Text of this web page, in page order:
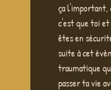
ça l'important,
c'est que toi
êtes en
suite à cet
traumatique
passer ta vie